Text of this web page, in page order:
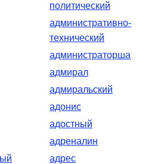
политический
административно-
технический
администраторша
адмирал
адмиральский
адонис
адостный
адреналин
адрес